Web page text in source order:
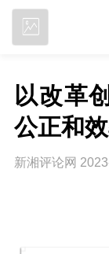
以改革
公正和
新湘评论网